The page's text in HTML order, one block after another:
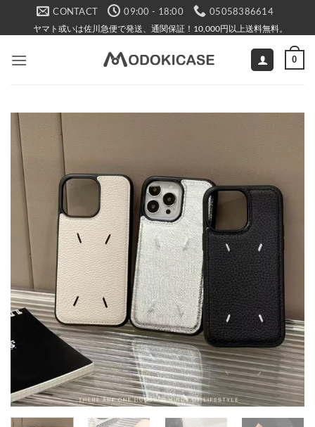
CONTACT 09:00 - 18:00 05058386614
ヤマト或いは佐川急便で発送、通関保証！10,000円以上送料無料。
0